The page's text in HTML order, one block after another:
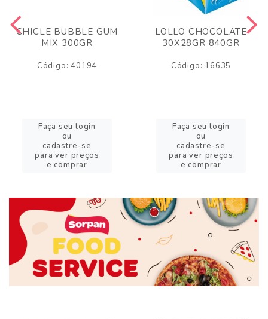
CHICLE BUBBLE GUM
MIX 300GR
Código: 40194
Faça seu login
ou
cadastre-se
para ver preços
e comprar
LOLLO CHOCOLATE
30X28GR 840GR
Código: 16635
Faça seu login
ou
cadastre-se
para ver preços
e comprar